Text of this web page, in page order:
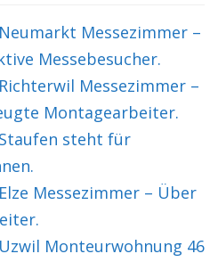
Messezimmer –
Messebesucher.
Messezimmer –
Montagearbeiter.
steht für
Messezimmer – Über
Monteurwohnung 46